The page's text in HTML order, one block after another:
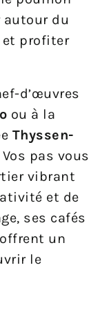
du
et profiter
d’œuvres
ou à la
Thyssen-
pas vous
vibrant
et de
ses cafés
un
le